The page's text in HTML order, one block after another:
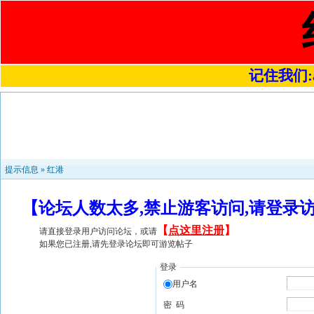
记住我们
提示信息 » 红港
【论坛人数太多,禁止游客访问,请登
请直接登录用户访问论坛，或请 【 点这里注册】
如果您已注册,请先登录论坛即可游览帖子
登录
用户名
密 码